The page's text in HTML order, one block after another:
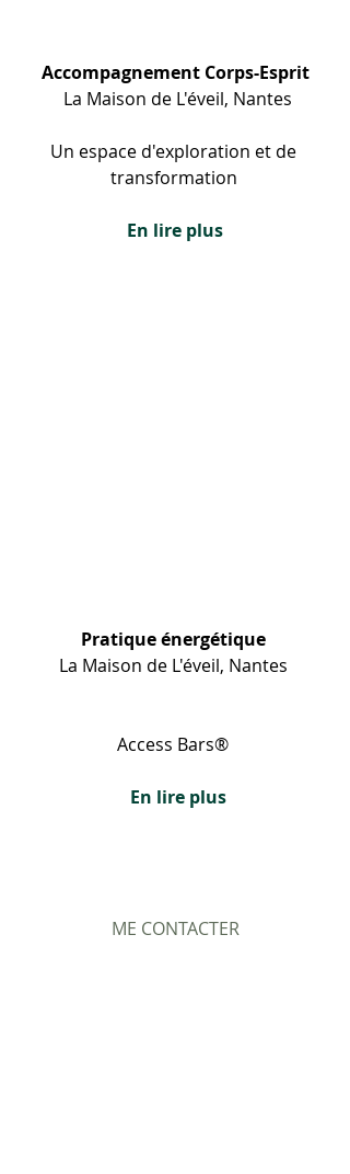
Accompagnement Corps-Esprit
La Maison de L'éveil, Nantes
Un espace d'exploration et de
transformation
En lire plus
Pratique énergétique
La Maison de L'éveil, Nantes
Access Bars®
En lire plus
ME CONTACTER